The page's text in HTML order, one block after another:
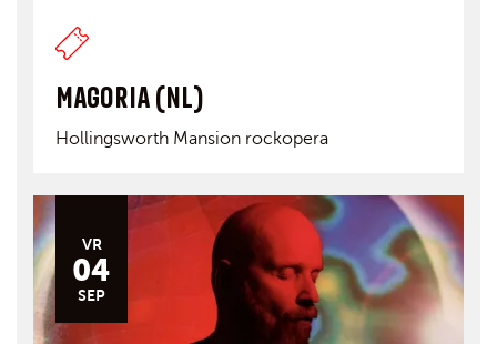
MAGORIA (NL)
Hollingsworth Mansion rockopera
VR
04
SEP